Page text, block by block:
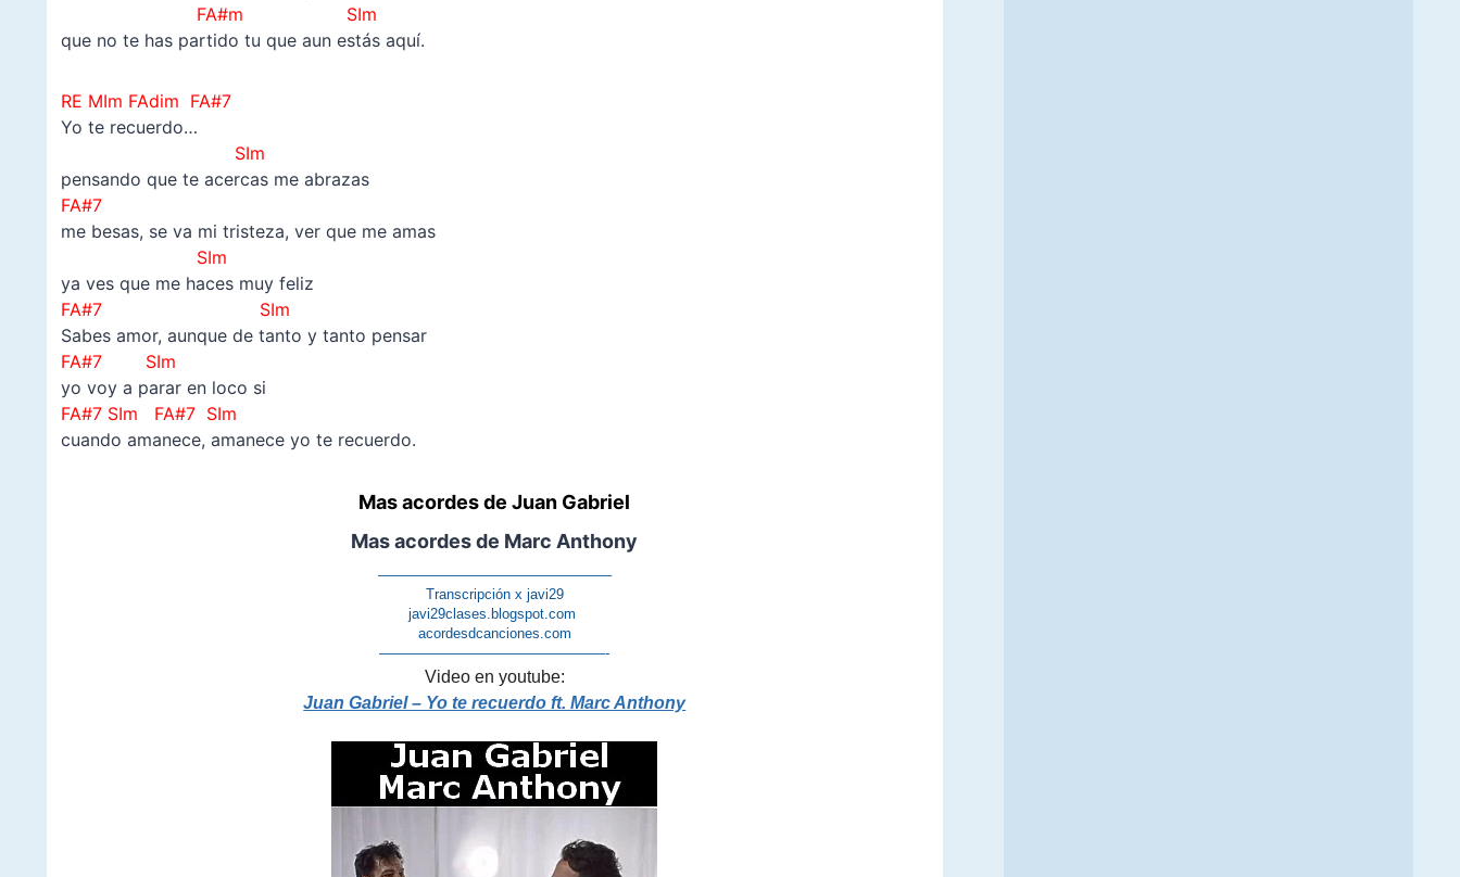
FA#m SIm
que no te has partido tu que aun estás aquí.
RE MIm FAdim FA#7
Yo te recuerdo…
SIm
pensando que te acercas me abrazas
FA#7
me besas, se va mi tristeza, ver que me amas
SIm
ya ves que me haces muy feliz
FA#7 SIm
Sabes amor, aunque de tanto y tanto pensar
FA#7 SIm
yo voy a parar en loco si
FA#7 SIm FA#7 SIm
cuando amanece, amanece yo te recuerdo.
Mas acordes de Juan Gabriel
Mas acordes de Marc Anthony
————————————————–
Transcripción x javi29
javi29clases.blogspot.com
acordesdcanciones.com
————————————————-
Video en youtube:
Juan Gabriel – Yo te recuerdo ft. Marc Anthony